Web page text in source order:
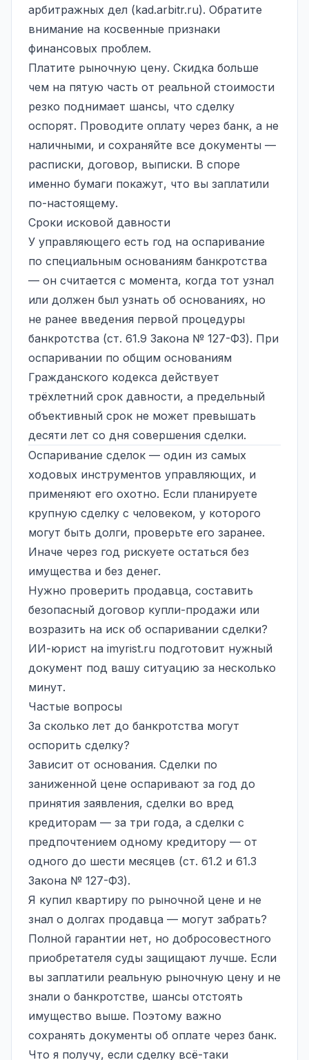
арбитражных дел (kad.arbitr.ru). Обратите
внимание на косвенные признаки
финансовых проблем.
Платите рыночную цену. Скидка больше
чем на пятую часть от реальной стоимости
резко поднимает шансы, что сделку
оспорят. Проводите оплату через банк, а не
наличными, и сохраняйте все документы —
расписки, договор, выписки. В споре
именно бумаги покажут, что вы заплатили
по-настоящему.
Сроки исковой давности
У управляющего есть год на оспаривание
по специальным основаниям банкротства
— он считается с момента, когда тот узнал
или должен был узнать об основаниях, но
не ранее введения первой процедуры
банкротства (ст. 61.9 Закона № 127-ФЗ). При
оспаривании по общим основаниям
Гражданского кодекса действует
трёхлетний срок давности, а предельный
объективный срок не может превышать
десяти лет со дня совершения сделки.
Оспаривание сделок — один из самых
ходовых инструментов управляющих, и
применяют его охотно. Если планируете
крупную сделку с человеком, у которого
могут быть долги, проверьте его заранее.
Иначе через год рискуете остаться без
имущества и без денег.
Нужно проверить продавца, составить
безопасный договор купли-продажи или
возразить на иск об оспаривании сделки?
ИИ-юрист на imyrist.ru подготовит нужный
документ под вашу ситуацию за несколько
минут.
Частые вопросы
За сколько лет до банкротства могут
оспорить сделку?
Зависит от основания. Сделки по
заниженной цене оспаривают за год до
принятия заявления, сделки во вред
кредиторам — за три года, а сделки с
предпочтением одному кредитору — от
одного до шести месяцев (ст. 61.2 и 61.3
Закона № 127-ФЗ).
Я купил квартиру по рыночной цене и не
знал о долгах продавца — могут забрать?
Полной гарантии нет, но добросовестного
приобретателя суды защищают лучше. Если
вы заплатили реальную рыночную цену и не
знали о банкротстве, шансы отстоять
имущество выше. Поэтому важно
сохранять документы об оплате через банк.
Что я получу, если сделку всё-таки